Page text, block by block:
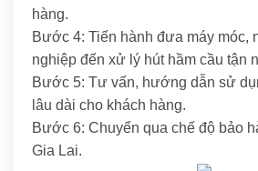
hàng.
Bước 4: Tiến hành đưa máy móc,
nghiệp đến xử lý hút hầm cầu tận
Bước 5: Tư vấn, hướng dẫn sử
lâu dài cho khách hàng.
Bước 6: Chuyển qua chế độ bảo
Gia Lai.